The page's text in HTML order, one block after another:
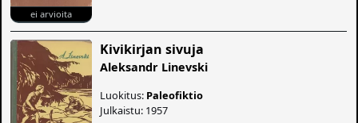
ei arvioita
Kivikirjan sivuja
Aleksandr Linevski
Luokitus: Paleofiktio
Julkaistu: 1957